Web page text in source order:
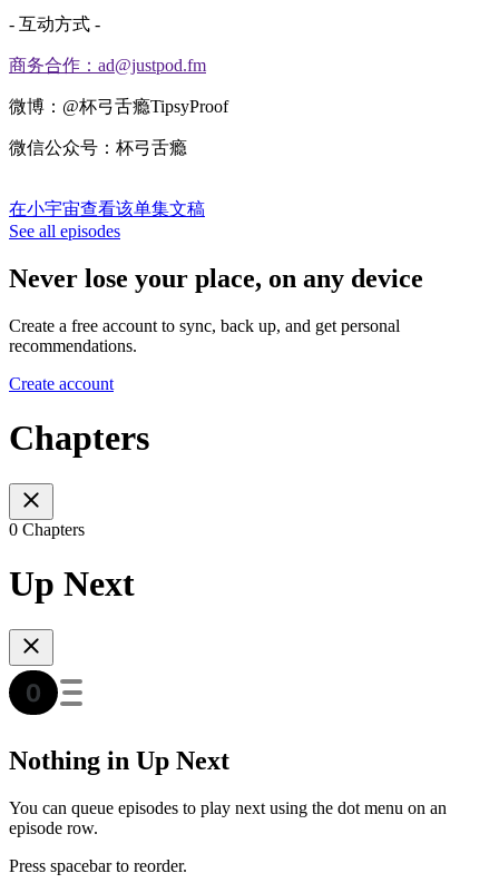
- 互动方式 -
商务合作：ad@justpod.fm
微博：@杯弓舌瘾TipsyProof
微信公众号：杯弓舌瘾
在小宇宙查看该单集文稿
See all episodes
Never lose your place, on any device
Create a free account to sync, back up, and get personal
recommendations.
Create account
Chapters
0 Chapters
Up Next
Nothing in Up Next
You can queue episodes to play next using the dot menu on an
episode row.
Press spacebar to reorder.